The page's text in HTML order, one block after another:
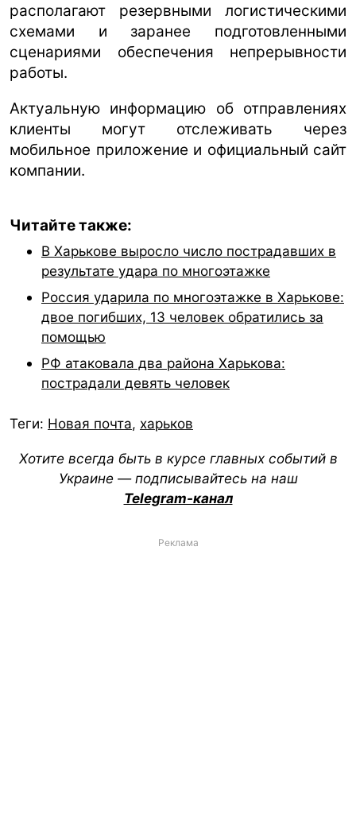
располагают резервными логистическими
схемами и заранее подготовленными
сценариями обеспечения непрерывности
работы.
Актуальную информацию об отправлениях
клиенты могут отслеживать через
мобильное приложение и официальный сайт
компании.
Читайте также:
В Харькове выросло число пострадавших в
результате удара по многоэтажке
Россия ударила по многоэтажке в Харькове:
двое погибших, 13 человек обратились за
помощью
РФ атаковала два района Харькова:
пострадали девять человек
Теги: Новая почта, харьков
Хотите всегда быть в курсе главных событий в
Украине — подписывайтесь на наш
Telegram-канал
Реклама